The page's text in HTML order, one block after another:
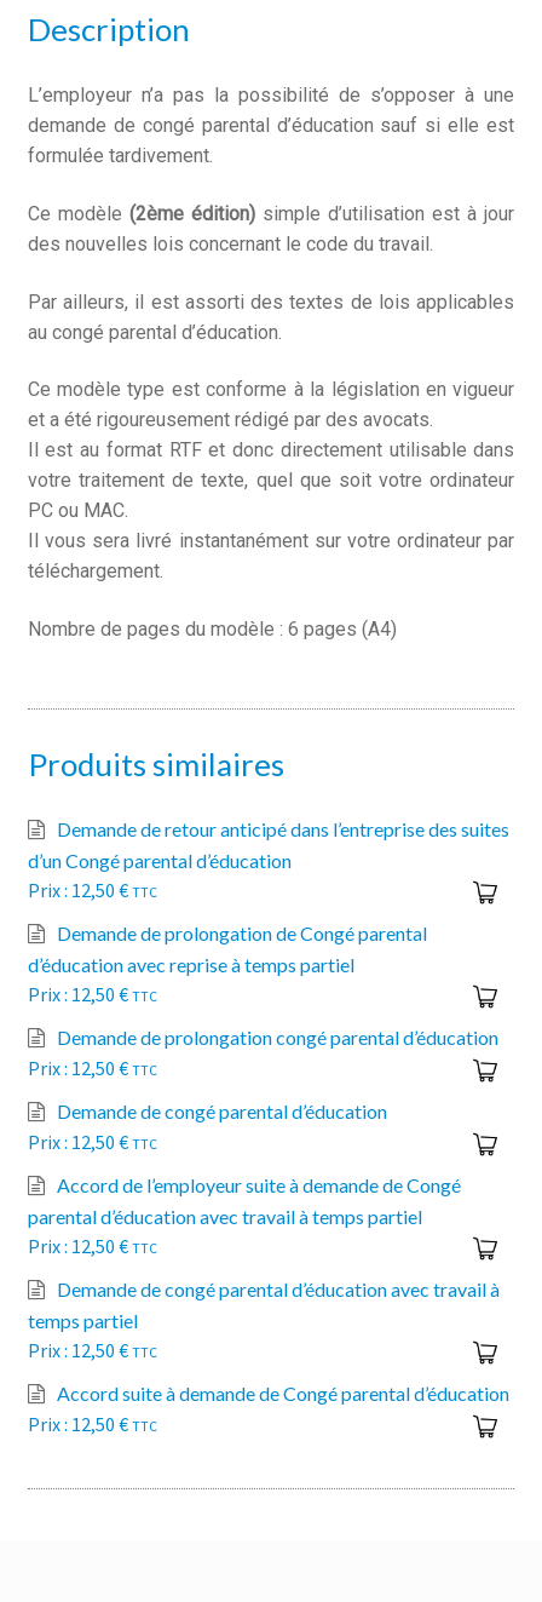
Description
L’employeur n’a pas la possibilité de s’opposer à une
demande de congé parental d’éducation sauf si elle est
formulée tardivement.
Ce modèle (2ème édition)simple d’utilisation est à jour
des nouvelles lois concernant le code du travail.
Par ailleurs, il est assorti des textes de lois applicables
au congé parental d’éducation.
Ce modèle type est conforme à la législation en vigueur
et a été rigoureusement rédigé par des avocats.
Il est au format RTF et donc directement utilisable dans
votre traitement de texte, quel que soit votre ordinateur
PC ou MAC.
Il vous sera livré instantanément sur votre ordinateur par
téléchargement.
Nombre de pages du modèle : 6 pages (A4)
Produits similaires
Demande de retour anticipé dans l’entreprise des suites
d’un Congé parental d’éducation
12,50 € TTC
Demande de prolongation de Congé parental
d’éducation avec reprise à temps partiel
12,50 € TTC
Demande de prolongation congé parental d’éducation
12,50 € TTC
Demande de congé parental d’éducation
12,50 € TTC
Accord de l’employeur suite à demande de Congé
parental d’éducation avec travail à temps partiel
12,50 € TTC
Demande de congé parental d’éducation avec travail à
temps partiel
12,50 € TTC
Accord suite à demande de Congé parental d’éducation
12,50 € TTC